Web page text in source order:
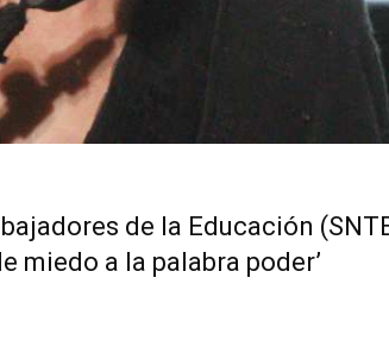
de la Educación
miedo a la palabra poder’